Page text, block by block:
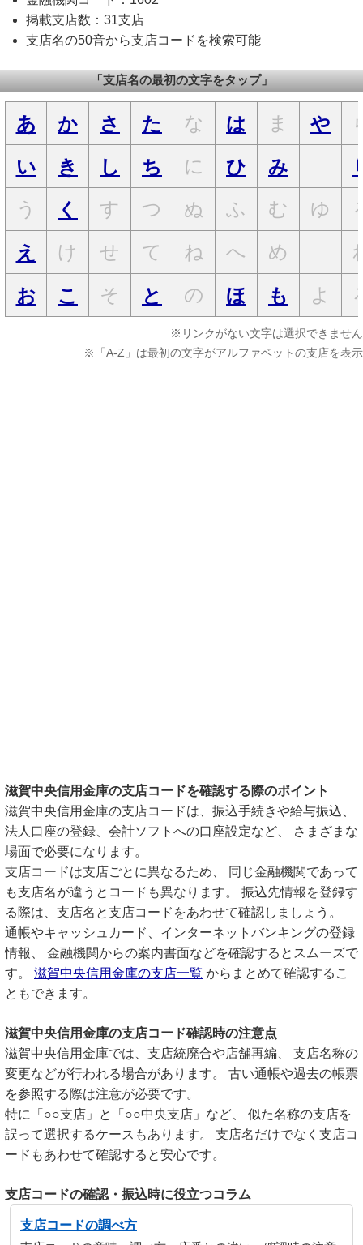
掲載支店数：31支店
支店名の50音から支店コードを検索可能
「支店名の最初の文字をタップ」
あ か さ た な は ま や
い
き し ち に ひ み
う
く す つ ぬ ふ む ゆ
え
け せ て ね へ め
お
こ そ と の ほ も よ
※リンクがない文字は選択できません
※「A-Z」は最初の文字がアルファベットの支店を表示
滋賀中央信用金庫の支店コードを確認する際のポイント
滋賀中央信用金庫の支店コードは、振込手続きや給与振込、
法人口座の登録、会計ソフトへの口座設定など、 さまざまな
場面で必要になります。
支店コードは支店ごとに異なるため、 同じ金融機関であって
も支店名が違うとコードも異なります。 振込先情報を登録す
る際は、支店名と支店コードをあわせて確認しましょう。
通帳やキャッシュカード、インターネットバンキングの登録
情報、 金融機関からの案内書面などを確認するとスムーズで
す。 滋賀中央信用金庫の支店一覧 からまとめて確認するこ
ともできます。
滋賀中央信用金庫の支店コード確認時の注意点
滋賀中央信用金庫では、支店統廃合や店舗再編、 支店名称の
変更などが行われる場合があります。 古い通帳や過去の帳票
を参照する際は注意が必要です。
特に「○○支店」と「○○中央支店」など、 似た名称の支店を
誤って選択するケースもあります。 支店名だけでなく支店コ
ードもあわせて確認すると安心です。
支店コードの確認・振込時に役立つコラム
支店コードの調べ方